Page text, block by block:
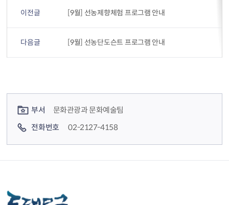
이전글 [9월] 선농제향체험 프로그램 안내
다음글 [9월] 선농단도슨트 프로그램 안내
부서
문화관광과 문화예술팀
전화번호
02-2127-4158